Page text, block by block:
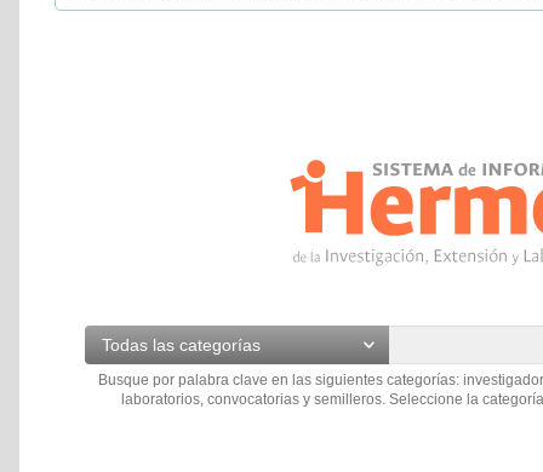
Todas las categorías
Busque por palabra clave en las siguientes categorías:
laboratorios, convocatorias y semilleros. Seleccione la